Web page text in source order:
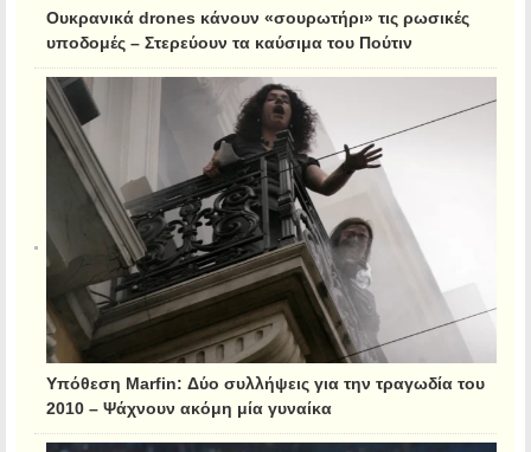
Ουκρανικά drones κάνουν «σουρωτήρι» τις ρωσικές
υποδομές – Στερεύουν τα καύσιμα του Πούτιν
Υπόθεση Marfin: Δύο συλλήψεις για την τραγωδία του
2010 – Ψάχνουν ακόμη μία γυναίκα